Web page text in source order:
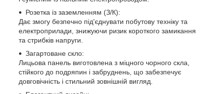
Розетка із заземленням (З/К):
Дає змогу безпечно під'єднувати побутову техніку та
електроприлади, знижуючи ризик короткого замикання
та стрибків напруги.
Загартоване скло:
Лицьова панель виготовлена з міцного чорного скла,
стійкого до подряпин і забруднень, що забезпечує
довговічність і стильний зовнішній вигляд.